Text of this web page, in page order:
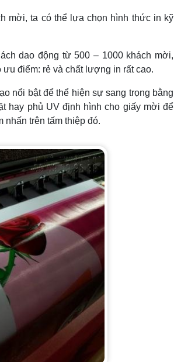
mời, ta có thể lựa chọn hình thức in kỹ
dao động từ 500 – 1000 khách mời,
điểm: rẻ và chất lượng in rất cao.
nổi bật để thể hiện sự sang trọng bằng
hay phủ UV định hình cho giấy mời để
nhấn trên tấm thiệp đó.